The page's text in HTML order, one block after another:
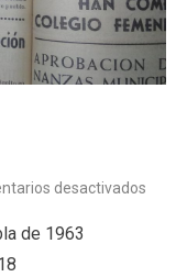
desactivadosen
de 1963